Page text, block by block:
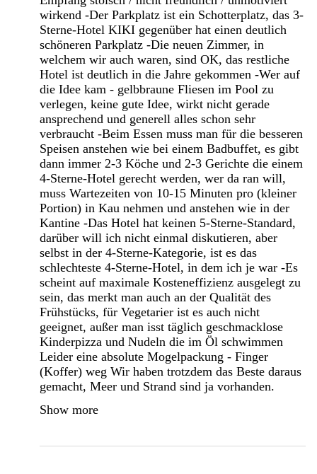
wirkend -Der Parkplatz ist ein Schotterplatz, das 3-
Sterne-Hotel KIKI gegenüber hat einen deutlich
schöneren Parkplatz -Die neuen Zimmer, in
welchem wir auch waren, sind OK, das restliche
Hotel ist deutlich in die Jahre gekommen -Wer auf
die Idee kam - gelbbraune Fliesen im Pool zu
verlegen, keine gute Idee, wirkt nicht gerade
ansprechend und generell alles schon sehr
verbraucht -Beim Essen muss man für die besseren
Speisen anstehen wie bei einem Badbuffet, es gibt
dann immer 2-3 Köche und 2-3 Gerichte die einem
4-Sterne-Hotel gerecht werden, wer da ran will,
muss Wartezeiten von 10-15 Minuten pro (kleiner
Portion) in Kau nehmen und anstehen wie in der
Kantine -Das Hotel hat keinen 5-Sterne-Standard,
darüber will ich nicht einmal diskutieren, aber
selbst in der 4-Sterne-Kategorie, ist es das
schlechteste 4-Sterne-Hotel, in dem ich je war -Es
scheint auf maximale Kosteneffizienz ausgelegt zu
sein, das merkt man auch an der Qualität des
Frühstücks, für Vegetarier ist es auch nicht
geeignet, außer man isst täglich geschmacklose
Kinderpizza und Nudeln die im Öl schwimmen
Leider eine absolute Mogelpackung - Finger
(Koffer) weg Wir haben trotzdem das Beste daraus
gemacht, Meer und Strand sind ja vorhanden.
Show more